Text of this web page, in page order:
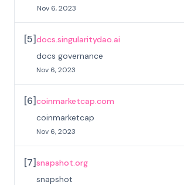
Nov 6, 2023
[5]docs.singularitydao.ai
docs governance
Nov 6, 2023
[6]coinmarketcap.com
coinmarketcap
Nov 6, 2023
[7]snapshot.org
snapshot